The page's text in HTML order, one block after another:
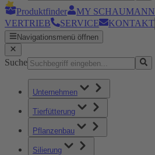
Produktfinder
MY SCHAUMANN
VERTRIEB
SERVICE KONTAKT
Navigationsmenü öffnen
Suche
Unternehmen
Tierfütterung
Pflanzenbau
Silierung